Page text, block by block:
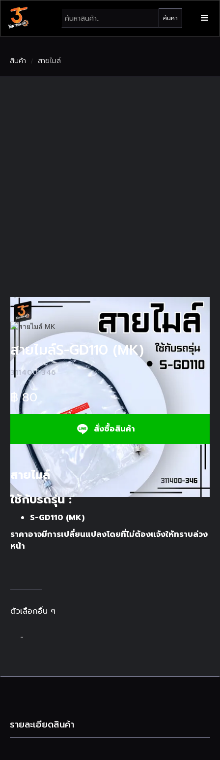
สินค้า / สายไมล์
สายไมล์S-GD110 (MK)
311400-346
฿ 80
สั่งซื้อสินค้า
สายไมล์
ใช้กับรถรุ่น :
S-GD110 (MK)
ราคาอาจมีการเปลี่ยนแปลงโดยที่ไม่ต้องแจ้งให้ทราบล่วง
หน้า
ตัวเลือกอื่น ๆ
-
รายละเอียดสินค้า